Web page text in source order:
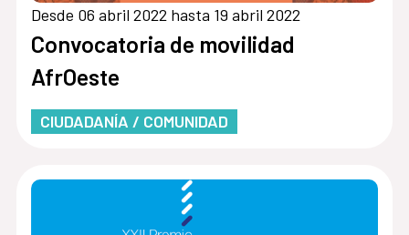
Desde 06 abril 2022 hasta 19 abril 2022
Convocatoria de movilidad
AfrOeste
CIUDADANÍA / COMUNIDAD